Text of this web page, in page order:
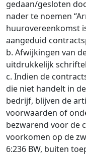
gedaan/gesloten
nader te noemen
huurovereenkomst
aangeduid
b. Afwijkingen van
uitdrukkelijk
c. Indien de
die niet handelt in
bedrijf, blijven de
voorwaarden of
bezwarend voor de
voorkomen op de
6:236 BW, buiten